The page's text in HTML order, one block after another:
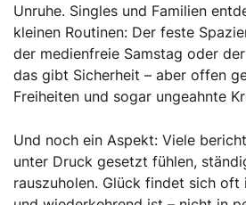
Unruhe. Singles und Familien
kleinen Routinen: Der feste
der medienfreie Samstag oder
das gibt Sicherheit – aber offen
Freiheiten und sogar ungeahnte
Und noch ein Aspekt: Viele
unter Druck gesetzt fühlen,
rauszuholen. Glück findet sich oft